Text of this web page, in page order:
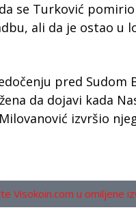
se Turković
ali da je ostao u
pred Sudom
da dojavi kada
izvršio
Visokoin.com u omiljene